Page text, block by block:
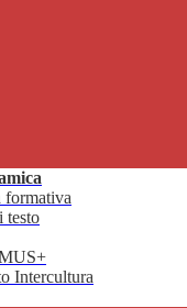
formativa
testo
Intercultura